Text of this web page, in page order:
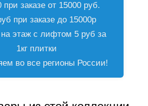
при заказе от 15000 руб.
при заказе до 15000р
этаж с лифтом 5 руб за
1кг плитки
во все регионы России!